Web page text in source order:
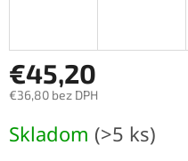
€45,20
€36,80 bez DPH
cena:
Skladom (>5 ks)